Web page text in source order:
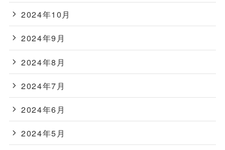
2024年10月
2024年9月
2024年8月
2024年7月
2024年6月
2024年5月